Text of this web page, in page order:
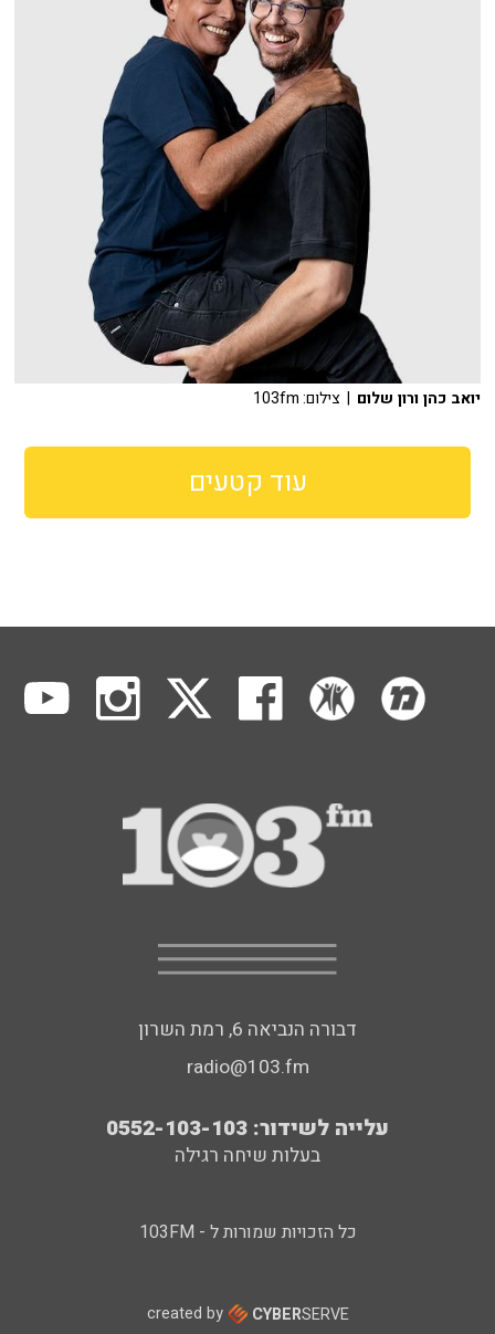
יואב כהן ורון שלום | צילום: 103fm
עוד קטעים
דבורה הנביאה 6, רמת השרון
radio@103.fm
עלייה לשידור: 0552-103-103
בעלות שיחה רגילה
כל הזכויות שמורות ל - 103FM
created by CYBERSERVE